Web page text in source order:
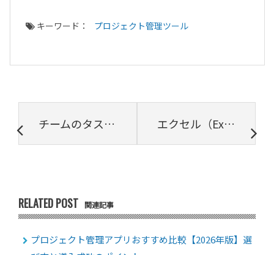
キーワード： プロジェクト管理ツール
チームのタスク管理における課題と効率的に管理するための方法・重要なポイントを解説 エクセル（Excel）を活用した仕入れ・在庫管理のポイント
RELATED POST 関連記事
プロジェクト管理アプリおすすめ比較【2026年版】選